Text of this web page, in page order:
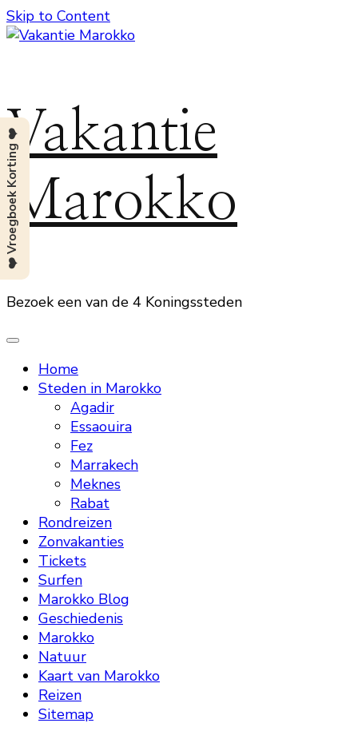
Skip to Content
Vakantie
Marokko
Bezoek een van de 4 Koningssteden
Home
Steden in Marokko
Agadir
Essaouira
Fez
Marrakech
Meknes
Rabat
Rondreizen
Zonvakanties
Tickets
Surfen
Marokko Blog
Geschiedenis
Marokko
Natuur
Kaart van Marokko
Reizen
Sitemap
❤️ Vroegboek Korting ❤️